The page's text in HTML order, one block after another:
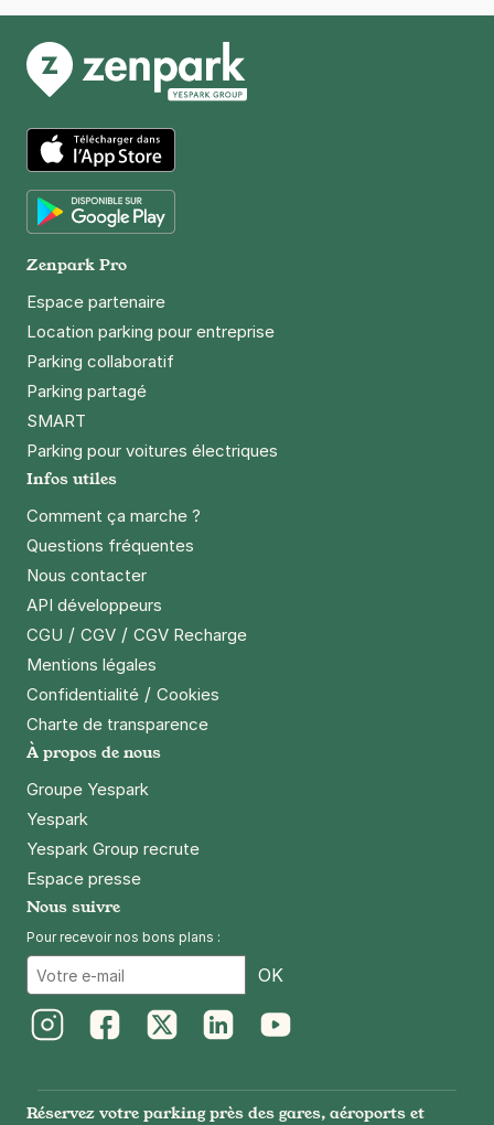
22 rue Ernest Renan
Saint-Ouen
Réserver
Rue Alexandre Bachelet - Métro
Garibaldi - Saint Ouen
26 €/jour,64 €/semaine(tarifs dégressifs)
Réserver
+ Abonnements disponibles
31 rue de l'Hermet
93400
21 €/jour,57 €/semaine
Réserver
+ Abonnements disponibles
4,5
21 €/jour,57 €/semaine
Réserver
+ Abonnements disponibles
Saint Ouen - quai de Seine
App Store
Zenpark Pro
Espace partenaire
Location parking pour entreprise
Parking collaboratif
Parking partagé
SMART
Parking pour voitures électriques
Infos utiles
Comment ça marche ?
Questions fréquentes
Nous contacter
API développeurs
CGU / CGV / CGV Recharge
Mentions légales
Confidentialité / Cookies
Charte de transparence
À propos de nous
Groupe Yespark
Yespark
Yespark Group recrute
Espace presse
Nous suivre
Pour recevoir nos bons plans :
OK
Réservez votre parking près des gares, aéroports et